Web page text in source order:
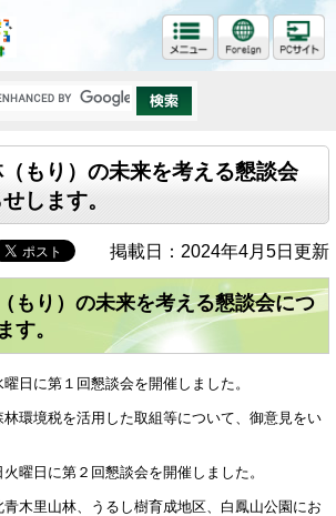
もり）の未来を考える懇談会
します。
掲載日：2024年4月5日更新
もり）の未来を考える懇談会につ
す。
曜日に第１回懇談会を開催しました。
環境税を活用した取組等について、御意見をい
火曜日に第２回懇談会を開催しました。
木里山林、うるし樹育成地区、白鳳山公園にお